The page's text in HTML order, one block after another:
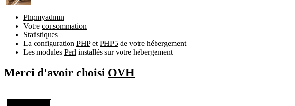
Phpmyadmin
Votre consommation
Statistiques
La configuration PHPet PHP5 de votre hébergement
Les modules Perl installés sur votre hébergement
Merci d'avoir choisi OVH